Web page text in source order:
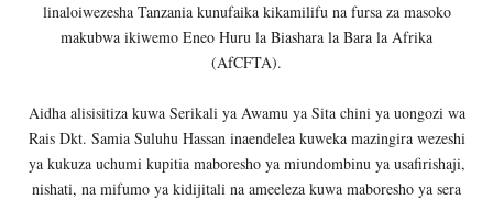
linaloiwezesha Tanzania kunufaika kikamilifu na fursa za masoko
makubwa ikiwemo Eneo Huru la Biashara la Bara la Afrika
(AfCFTA).
Aidha alisisitiza kuwa Serikali ya Awamu ya Sita chini ya uongozi wa
Rais Dkt. Samia Suluhu Hassan inaendelea kuweka mazingira wezeshi
ya kukuza uchumi kupitia maboresho ya miundombinu ya usafirishaji,
nishati, na mifumo ya kidijitali na ameeleza kuwa maboresho ya sera